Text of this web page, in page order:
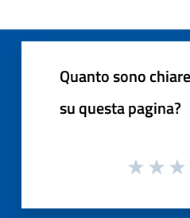
Quanto sono
su questa pagina?